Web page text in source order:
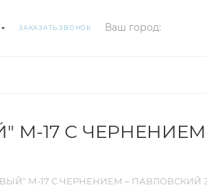
ЗАКАЗАТЬ ЗВОНОК Ваш город:
17 С
М-17 С ЧЕРНЕНИЕМ – ПАВЛОВСКИЙ